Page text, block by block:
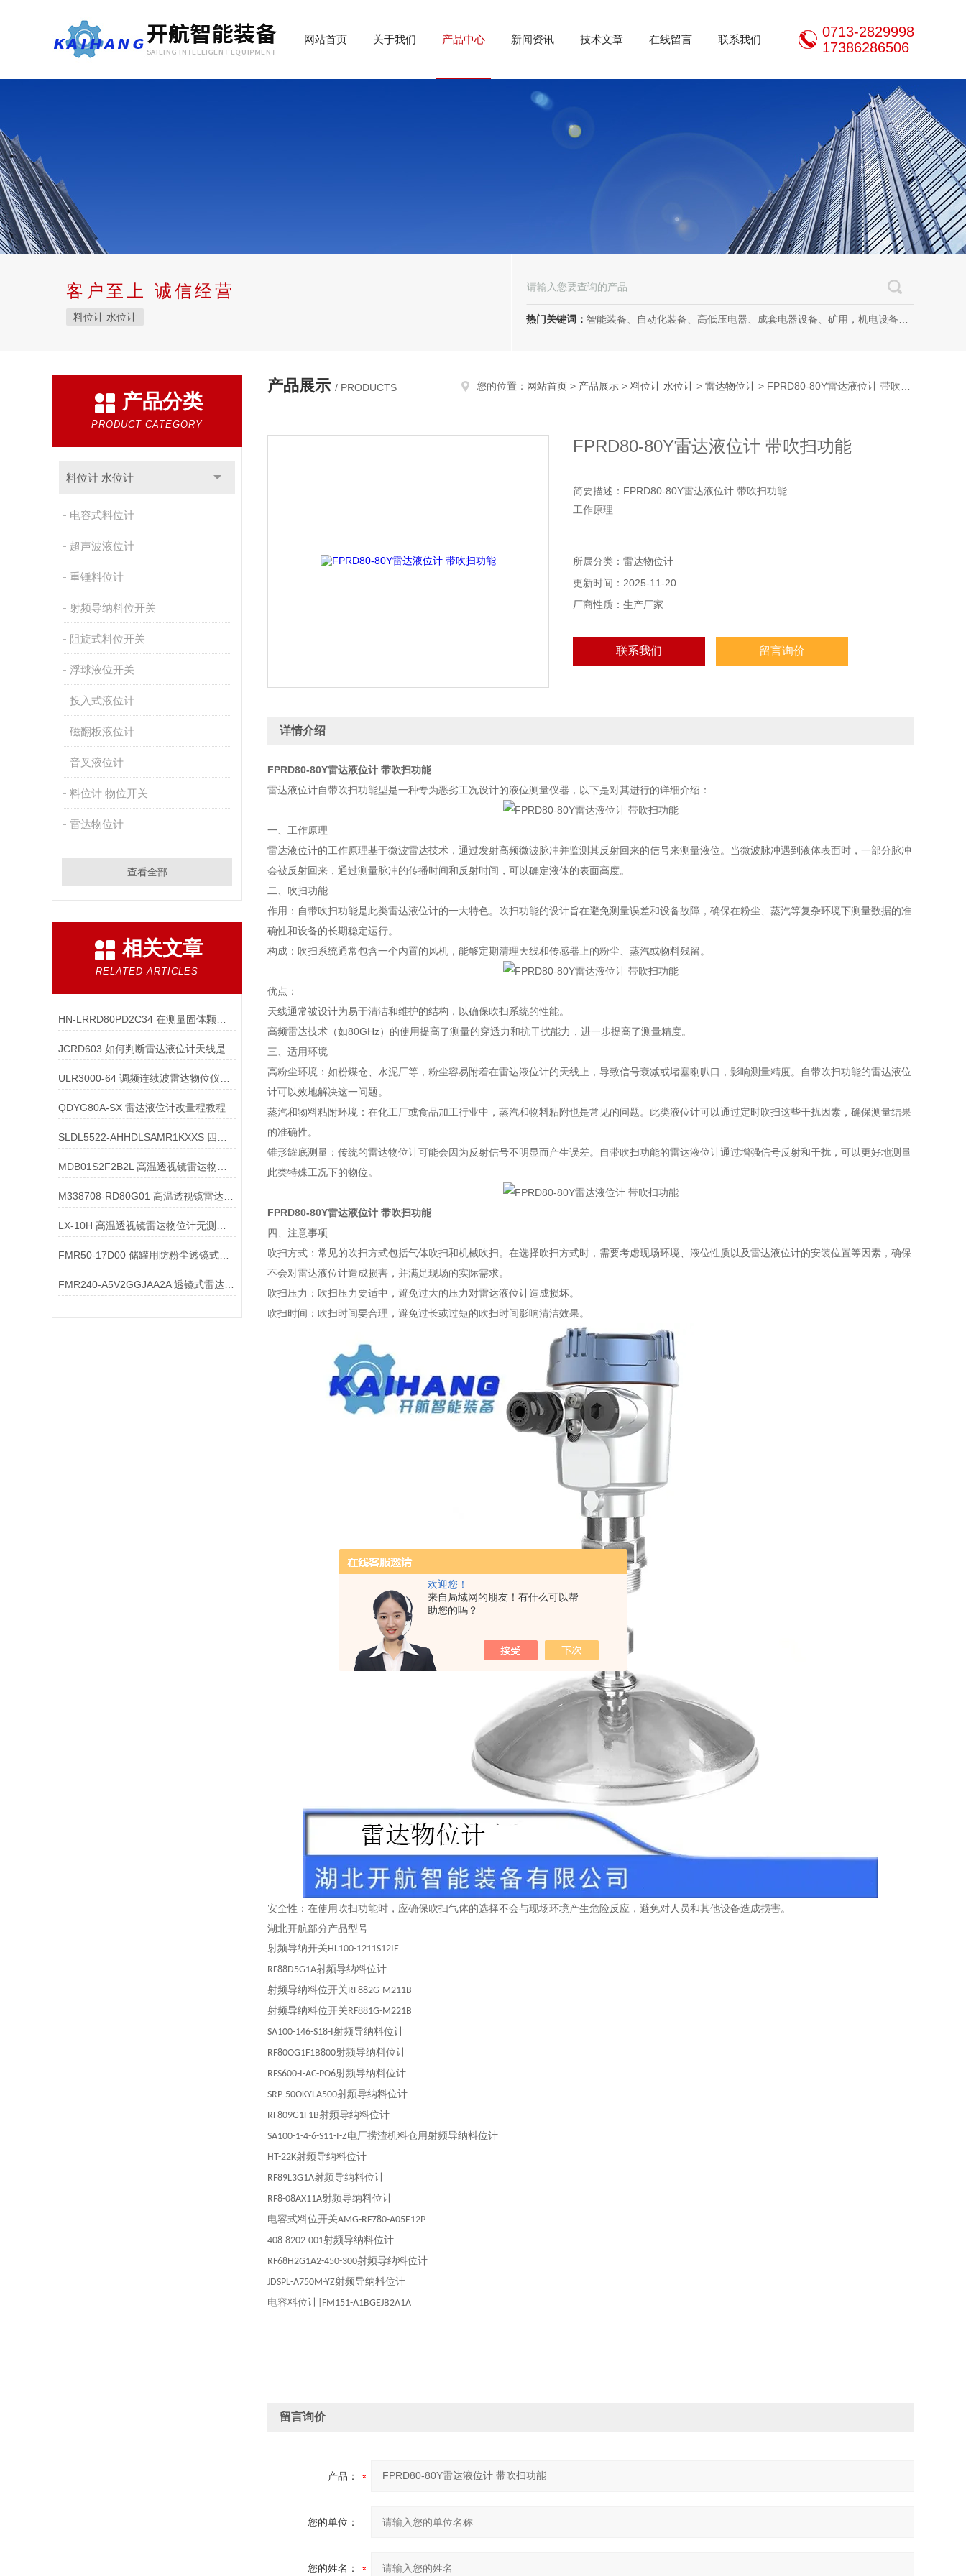
欢迎您！
来自局域网的朋友！有什么可以帮
助您的吗？
网站首页 关于我们 产品中心 新闻资讯 技术文章 在线留言 联系我们
0713-2829998
17386286506
客户至上 诚信经营
料位计 水位计 热门关键词： 智能装备、自动化装备、高低压电器、成套电器设备、矿用，机电设备、机电设备及其配件、传动设备、减速机、电动机、传感器、气动液压元件、电器及其配件、电缆线、照明器材、，电器设计、研发、制造、加工、销售、租凭、维修、安装、调试。
产品分类
PRODUCT CATEGORY
料位计 水位计
电容式料位计
超声波液位计
重锤料位计
射频导纳料位开关
阻旋式料位开关
浮球液位开关
投入式液位计
磁翻板液位计
音叉液位计
料位计 物位开关
雷达物位计
查看全部
相关文章
RELATED ARTICLES
HN-LRRD80PD2C34 在测量固体颗粒时，如何避免颗粒沉降对雷达的影响？
QDYG80A-SX 雷达液位计改量程教程
FMR50-17D00 储罐用防粉尘透镜式雷达料位计的结构设计有哪些特殊要求？
产品展示 / PRODUCTS 您的位置： 网站首页 > 产品展示 > 料位计 水位计 > 雷达物位计 > FPRD80-80Y雷达液位计 带吹扫功能
FPRD80-80Y雷达液位计 带吹扫功能
简要描述：FPRD80-80Y雷达液位计 带吹扫功能
工作原理
反射回来的信号来测量液位。当微波脉冲遇到液体表面时，一部分脉冲会被
反射回来，通过测量脉冲的传播时间和反射时间，可以确定液体的表面高
度。
所属分类：雷达物位计
更新时间：2025-11-20
厂商性质：生产厂家
联系我们 留言询价
详情介绍
FPRD80-80Y雷达液位计 带吹扫功能
雷达液位计自带吹扫功能型是一种专为恶劣工况设计的液位测量仪器，以下是对其进行的详细介绍：
一、工作原理
雷达液位计的工作原理基于微波雷达技术，通过发射高频微波脉冲并监测其反射回来的信号来测量液位。当微波脉冲遇到液体表面时，一部分脉冲
会被反射回来，通过测量脉冲的传播时间和反射时间，可以确定液体的表面高度。
二、吹扫功能
作用：自带吹扫功能是此类雷达液位计的一大特色。吹扫功能的设计旨在避免测量误差和设备故障，确保在粉尘、蒸汽等复杂环境下测量数据的准
确性和设备的长期稳定运行。
构成：吹扫系统通常包含一个内置的风机，能够定期清理天线和传感器上的粉尘、蒸汽或物料残留。
优点：
天线通常被设计为易于清洁和维护的结构，以确保吹扫系统的性能。
高频雷达技术（如80GHz）的使用提高了测量的穿透力和抗干扰能力，进一步提高了测量精度。
三、适用环境
高粉尘环境：如粉煤仓、水泥厂等，粉尘容易附着在雷达液位计的天线上，导致信号衰减或堵塞喇叭口，影响测量精度。自带吹扫功能的雷达液位
计可以效地解决这一问题。
蒸汽和物料粘附环境：在化工厂或食品加工行业中，蒸汽和物料粘附也是常见的问题。此类液位计可以通过定时吹扫这些干扰因素，确保测量结果
的准确性。
锥形罐底测量：传统的雷达物位计可能会因为反射信号不明显而产生误差。自带吹扫功能的雷达液位计通过增强信号反射和干扰，可以更好地测量
此类特殊工况下的物位。
FPRD80-80Y雷达液位计 带吹扫功能
四、注意事项
吹扫方式：常见的吹扫方式包括气体吹扫和机械吹扫。在选择吹扫方式时，需要考虑现场环境、液位性质以及雷达液位计的安装位置等因素，确保
不会对雷达液位计造成损害，并满足现场的实际需求。
吹扫压力：吹扫压力要适中，避免过大的压力对雷达液位计造成损坏。
吹扫时间：吹扫时间要合理，避免过长或过短的吹扫时间影响清洁效果。
安全性：在使用吹扫功能时，应确保吹扫气体的选择不会与现场环境产生危险反应，避免对人员和其他设备造成损害。
湖北开航部分产品型号
射频导纳开关HL100-1211S12IE
RF88D5G1A射频导纳料位计
射频导纳料位开关RF882G-M211B
射频导纳料位开关RF881G-M221B
SA100-146-S18-I射频导纳料位计
RF80OG1F1B800射频导纳料位计
RFS600-I-AC-PO6射频导纳料位计
SRP-50OKYLA500射频导纳料位计
RF809G1F1B射频导纳料位计
SA100-1-4-6-S11-I-Z电厂捞渣机料仓用射频导纳料位计
HT-22K射频导纳料位计
RF89L3G1A射频导纳料位计
RF8-08AX11A射频导纳料位计
电容式料位开关AMG-RF780-A05E12P
408-8202-001射频导纳料位计
RF68H2G1A2-450-300射频导纳料位计
JDSPL-A750M-YZ射频导纳料位计
电容料位计 |FM151-A1BGEJB2A1A
留言询价
产品：
您的单位：
您的姓名：